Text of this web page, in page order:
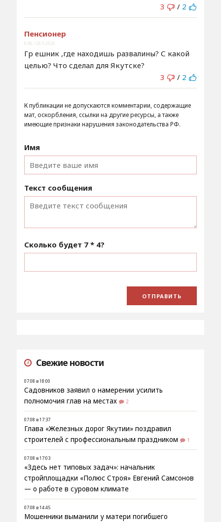
3
/ 2
Пенсионер
8:46 / 28.5.2026
Гр ешник ,где находишь развалины? С какой
целью? Что сделал для Якутске?
3
/ 2
К публикации не допускаются комментарии, содержащие
мат, оскорбления, ссылки на другие ресурсы, а также
имеющие признаки нарушения законодательства РФ.
Имя
Текст сообщения
Сколько будет 7 * 4?
Свежие новости
07.08 в 18:00
Садовников заявил о намерении усилить
полномочия глав на местах
2
07.08 в 17:37
Глава «Железных дорог Якутии» поздравил
строителей с профессиональным праздником
1
07.08 в 17:03
«Здесь нет типовых задач»: начальник
стройплощадки «Полюс Строя» Евгений Самсонов
— о работе в суровом климате
07.08 в 14:45
Мошенники выманили у матери погибшего